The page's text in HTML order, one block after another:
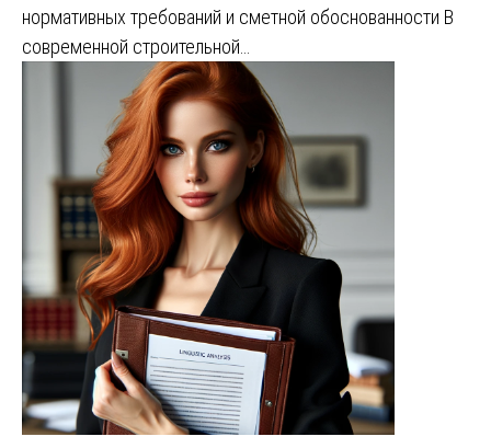
нормативных требований и сметной обоснованности В
современной строительной…